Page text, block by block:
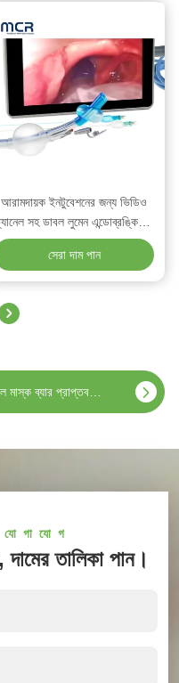
আরামদায়ক ইনটুবেশনের জন্য ভিডিও
সহ ডাবল লুমেন এন্ডোব্রঙ্কিয়াল
টিউব
সেরা দাম পান
ল্যারিনজাল মাস্ক
তালিকা পান।